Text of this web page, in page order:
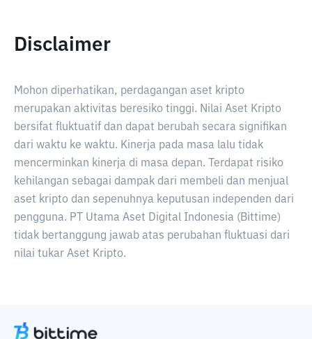
Disclaimer
Mohon diperhatikan, perdagangan aset kripto
merupakan aktivitas beresiko tinggi. Nilai Aset Kripto
bersifat fluktuatif dan dapat berubah secara signifikan
dari waktu ke waktu. Kinerja pada masa lalu tidak
mencerminkan kinerja di masa depan. Terdapat risiko
kehilangan sebagai dampak dari membeli dan menjual
aset kripto dan sepenuhnya keputusan independen dari
pengguna. PT Utama Aset Digital Indonesia (Bittime)
tidak bertanggung jawab atas perubahan fluktuasi dari
nilai tukar Aset Kripto.